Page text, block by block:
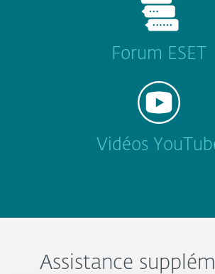
Forum ESET
Vidéos
Assistance